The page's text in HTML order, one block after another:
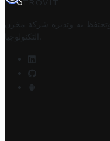
TROVIT
به وتديره
شركة مخزن
التكنولوجيا